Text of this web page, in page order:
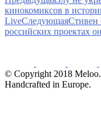
кинокомиксов в
LiveСледующаяСтивен
российских проектах
© Copyright 2018
Handcrafted in Europe.